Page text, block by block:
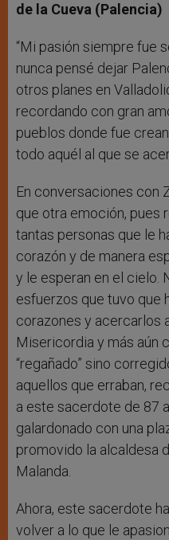
de la Cueva (Palencia)
“Mi pasión siempre fue
nunca pensé dejar
otros planes en
recordando con gran
pueblos donde fue
todo aquél al que se
En conversaciones con
que otra emoción, pues
tantas personas que le
corazón y de manera
y le esperan en el cielo.
esfuerzos que tuvo que
corazones y acercarlos
Misericordia y más aún
“regañado” sino
aquellos que erraban,
a este sacerdote de 87
galardonado con una
promovido la alcaldesa
Malanda.
Ahora, este sacerdote
volver a lo que le